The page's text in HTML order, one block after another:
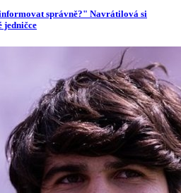
správně?" Navrátilová si
jedničce